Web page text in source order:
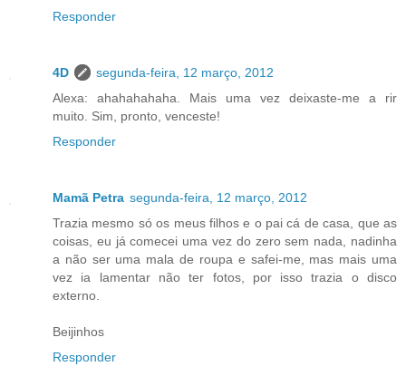
Responder
4D
segunda-feira, 12 março, 2012
Alexa: ahahahahaha. Mais uma vez deixaste-me a rir
muito. Sim, pronto, venceste!
Responder
Mamã Petra segunda-feira, 12 março, 2012
Trazia mesmo só os meus filhos e o pai cá de casa, que as
coisas, eu já comecei uma vez do zero sem nada, nadinha
a não ser uma mala de roupa e safei-me, mas mais uma
vez ia lamentar não ter fotos, por isso trazia o disco
externo.
Beijinhos
Responder